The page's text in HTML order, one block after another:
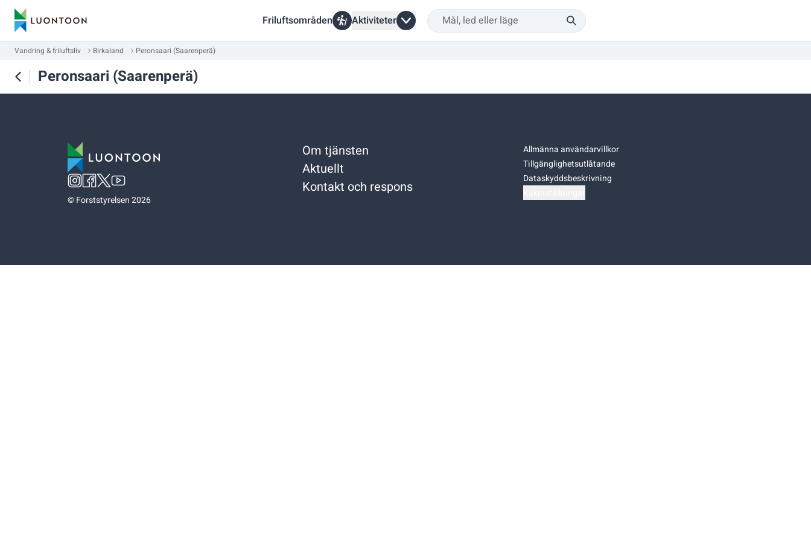
Friluftsområden Aktiviteter
Vandring & friluftsliv Birkaland Peronsaari (Saarenperä)
Peronsaari (Saarenperä)
©Forststyrelsen 2026
Om tjänsten
Aktuellt
Kontakt och respons
Allmänna användarvillkor
Tillgänglighetsutlåtande
Dataskyddsbeskrivning